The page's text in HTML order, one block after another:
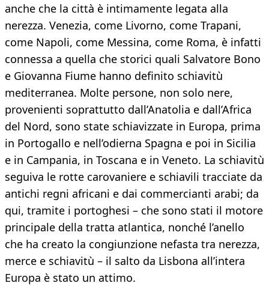
anche che la città è intimamente legata alla
nerezza. Venezia, come Livorno, come Trapani,
come Napoli, come Messina, come Roma, è infatti
connessa a quella che storici quali Salvatore Bono
e Giovanna Fiume hanno definito schiavitù
mediterranea. Molte persone, non solo nere,
provenienti soprattutto dall’Anatolia e dall’Africa
del Nord, sono state schiavizzate in Europa, prima
in Portogallo e nell’odierna Spagna e poi in Sicilia
e in Campania, in Toscana e in Veneto. La schiavitù
seguiva le rotte carovaniere e schiavili tracciate da
antichi regni africani e dai commercianti arabi; da
qui, tramite i portoghesi – che sono stati il motore
principale della tratta atlantica, nonché l’anello
che ha creato la congiunzione nefasta tra nerezza,
merce e schiavitù – il salto da Lisbona all’intera
Europa è stato un attimo.